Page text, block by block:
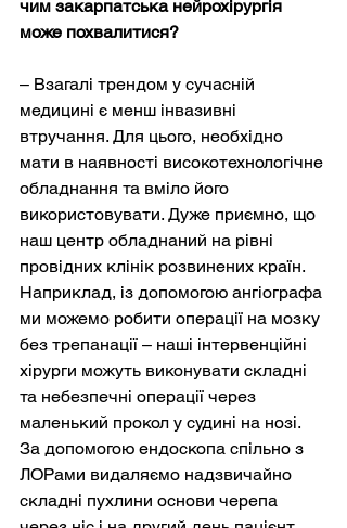
чим закарпатська нейрохірургія
може похвалитися?
– Взагалі трендом у сучасній
медицині є менш інвазивні
втручання. Для цього, необхідно
мати в наявності високотехнологічне
обладнання та вміло його
використовувати. Дуже приємно, що
наш центр обладнаний на рівні
провідних клінік розвинених країн.
Наприклад, із допомогою ангіографа
ми можемо робити операції на мозку
без трепанації – наші інтервенційні
хірурги можуть виконувати складні
та небезпечні операції через
маленький прокол у судині на нозі.
За допомогою ендоскопа спільно з
ЛОРами видаляємо надзвичайно
складні пухлини основи черепа